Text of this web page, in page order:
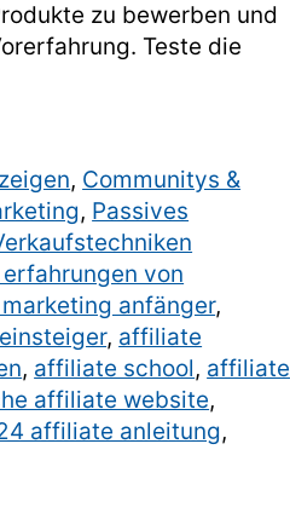
zu bewerben und
Teste die
, Communitys &
, Passives
von
anfänger,
, affiliate
, affiliate school, affiliate
affiliate website,
affiliate anleitung,